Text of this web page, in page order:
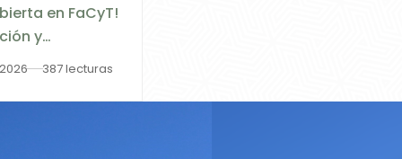
en FaCyT!
y
en
387 lecturas